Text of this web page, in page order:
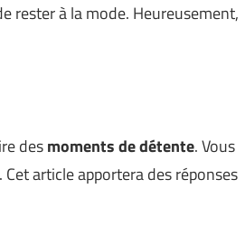
rester à la mode. Heureusement,
desmoments de détente. Vous
article apportera des réponses